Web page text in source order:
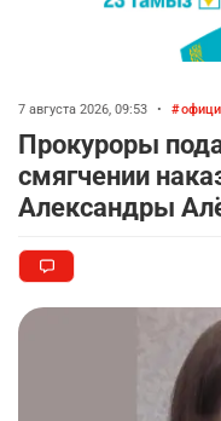
7 августа 2026, 09:53 •
Прокуроры
смягчении
Александры